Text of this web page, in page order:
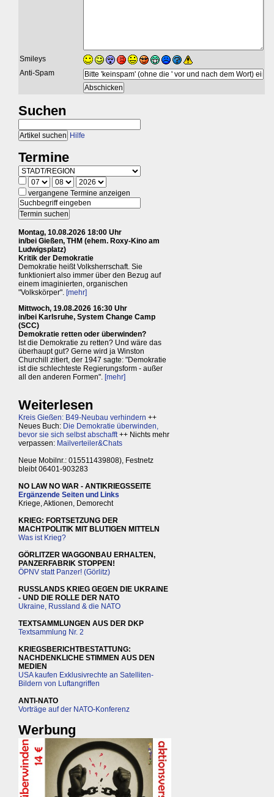
Smileys
Anti-Spam
Suchen
Hilfe
Termine
vergangene Termine anzeigen
Montag, 10.08.2026 18:00 Uhr
in/bei Gießen, THM (ehem. Roxy-Kino am
Ludwigsplatz)
Kritik der Demokratie
Demokratie heißt Volksherrschaft. Sie
funktioniert also immer über den Bezug auf
einem imaginierten, organischen
"Volkskörper". [mehr]
Mittwoch, 19.08.2026 16:30 Uhr
in/bei Karlsruhe, System Change Camp
(SCC)
Demokratie retten oder überwinden?
Ist die Demokratie zu retten? Und wäre das
überhaupt gut? Gerne wird ja Winston
Churchill zitiert, der 1947 sagte: "Demokratie
ist die schlechteste Regierungsform - außer
all den anderen Formen". [mehr]
Weiterlesen
Kreis Gießen: B49-Neubau verhindern ++
Neues Buch: Die Demokratie überwinden,
bevor sie sich selbst abschafft++ Nichts mehr
verpassen: Mailverteiler&Chats
Neue Mobilnr.: 015511439808), Festnetz
bleibt 06401-903283
NO LAW NO WAR - ANTIKRIEGSSEITE
Ergänzende Seiten und Links
Kriege, Aktionen, Demorecht
KRIEG: FORTSETZUNG DER
MACHTPOLITIK MIT BLUTIGEN MITTELN
Was ist Krieg?
GÖRLITZER WAGGONBAU ERHALTEN,
PANZERFABRIK STOPPEN!
ÖPNV statt Panzer! (Görlitz)
RUSSLANDS KRIEG GEGEN DIE UKRAINE
- UND DIE ROLLE DER NATO
Ukraine, Russland & die NATO
TEXTSAMMLUNGEN AUS DER DKP
Textsammlung Nr. 2
KRIEGSBERICHTBESTATTUNG:
NACHDENKLICHE STIMMEN AUS DEN
MEDIEN
USA kaufen Exklusivrechte an Satelliten-
Bildern von Luftangriffen
ANTI-NATO
Vorträge auf der NATO-Konferenz
Werbung